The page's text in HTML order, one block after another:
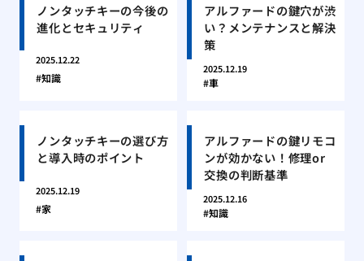
ノンタッチキーの今後の
進化とセキュリティ
2025.12.22
知識
アルファードの鍵穴が渋
い？メンテナンスと解決
策
2025.12.19
車
ノンタッチキーの選び方
と導入時のポイント
2025.12.19
家
アルファードの鍵リモコ
ンが効かない！修理or
交換の判断基準
2025.12.16
知識